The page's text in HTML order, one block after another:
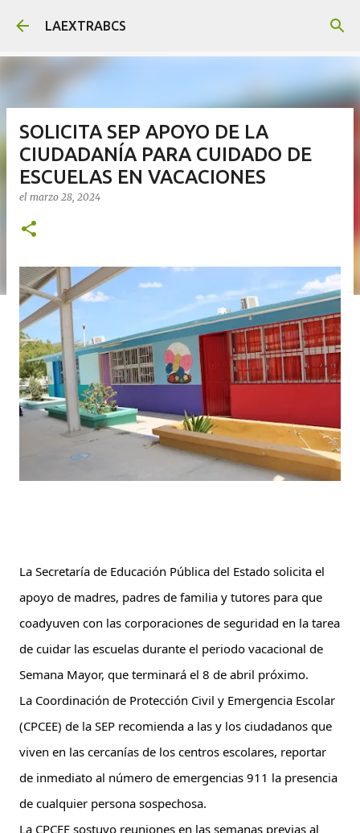
Ir al contenido principal
LAEXTRABCS
SOLICITA SEP APOYO DE LA
CIUDADANÍA PARA CUIDADO DE
ESCUELAS EN VACACIONES
el marzo 28, 2024
La Secretaría de Educación Pública del Estado solicita el
apoyo de madres, padres de familia y tutores para que
coadyuven con las corporaciones de seguridad en la tarea
de cuidar las escuelas durante el periodo vacacional de
Semana Mayor, que terminará el 8 de abril próximo.
La Coordinación de Protección Civil y Emergencia Escolar
(CPCEE) de la SEP recomienda a las y los ciudadanos que
viven en las cercanías de los centros escolares, reportar
de inmediato al número de emergencias 911 la presencia
de cualquier persona sospechosa.
La CPCEE sostuvo reuniones en las semanas previas al